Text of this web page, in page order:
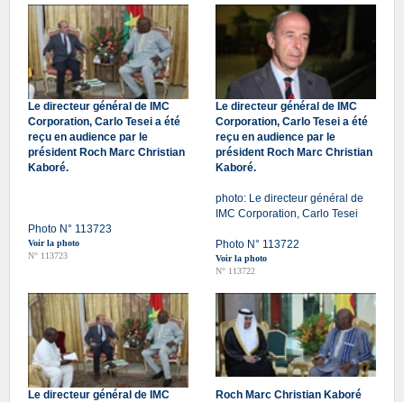
Le directeur général de IMC
Corporation, Carlo Tesei a été
reçu en audience par le
président Roch Marc Christian
Kaboré.
Photo N° 113723
Voir la photo
N° 113723
Le directeur général de IMC
Corporation, Carlo Tesei a été
reçu en audience par le
président Roch Marc Christian
Kaboré.
photo: Le directeur général de
IMC Corporation, Carlo Tesei
Photo N° 113722
Voir la photo
N° 113722
Le directeur général de IMC
Roch Marc Christian Kaboré